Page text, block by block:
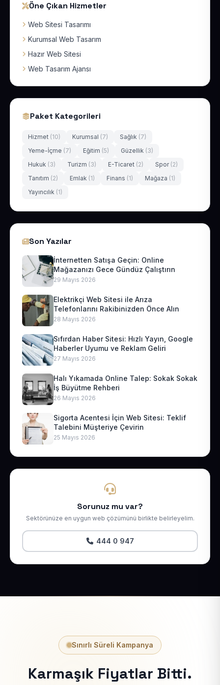
Öne Çıkan Hizmetler
Web Sitesi Tasarımı
Kurumsal Web Tasarım
Hazır Web Sitesi
Web Tasarım Ajansı
Paket Kategorileri
Hizmet (10) Kurumsal (7) Sağlık (7)
Yeme-İçme (7) Eğitim (5) Güzellik (3)
Hukuk (3) Turizm (3) E-Ticaret (2) Spor (2)
Tanıtım (2) Emlak (1) Finans (1) Mağaza (1)
Yayıncılık (1)
Son Yazılar
İnternetten Satışa Geçin: Online
Mağazanızı Gece Gündüz Çalıştırın
29 Mayıs 2026
Elektrikçi Web Sitesi ile Arıza
Telefonlarını Rakibinizden Önce Alın
28 Mayıs 2026
Sıfırdan Haber Sitesi: Hızlı Yayın, Google
Haberler Uyumu ve Reklam Geliri
27 Mayıs 2026
Halı Yıkamada Online Talep: Sokak Sokak
İş Büyütme Rehberi
26 Mayıs 2026
Sigorta Acentesi İçin Web Sitesi: Teklif
Talebini Müşteriye Çevirin
25 Mayıs 2026
Sorunuz mu var?
Sektörünüze en uygun web çözümünü birlikte belirleyelim.
444 0 947
Sınırlı Süreli Kampanya
Karmaşık Fiyatlar Bitti.